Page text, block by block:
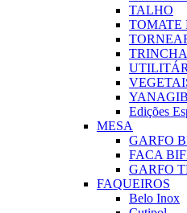
TALHO
TOMATE
Edições
MESA
GARFO
FACA
GARFO
FAQUEIROS
Belo Inox